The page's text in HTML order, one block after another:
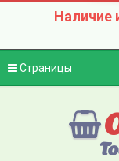
Наличие
Страницы